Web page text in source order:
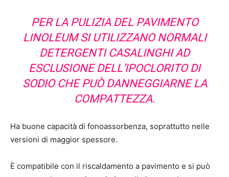
PER LA PULIZIA DEL PAVIMENTO
LINOLEUM SI UTILIZZANO NORMALI
DETERGENTI CASALINGHI AD
ESCLUSIONE DELL’IPOCLORITO DI
SODIO CHE PUÒ DANNEGGIARNE LA
COMPATTEZZA.
Ha buone capacità di fonoassorbenza, soprattutto nelle
versioni di maggior spessore.
È compatibile con il riscaldamento a pavimento e si può